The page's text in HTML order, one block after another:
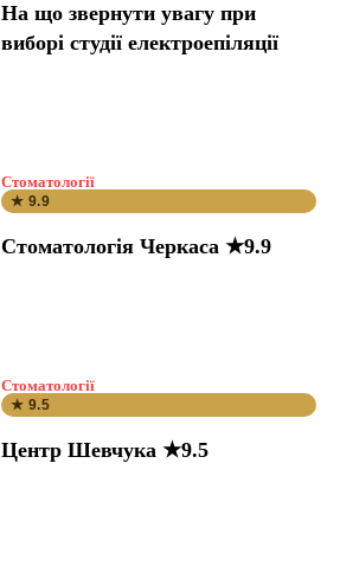
На що звернути увагу при
виборі студії електроепіляції
Стоматології
★ 9.9
Стоматологія Черкаса ★9.9
Стоматології
★ 9.5
Центр Шевчука ★9.5